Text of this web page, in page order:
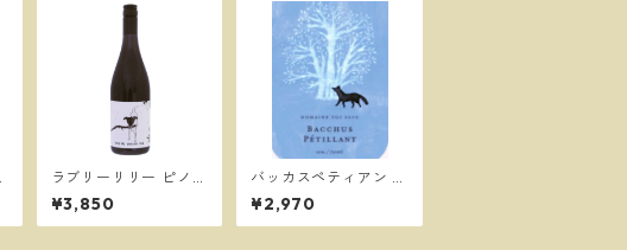
ラブリーリリー ピノノ
ワール2023／シェル
ターワイナリー
¥3,850
バッカスペティアン B
acchus Petillant 202
5／ドメーヌ トワ
¥2,970